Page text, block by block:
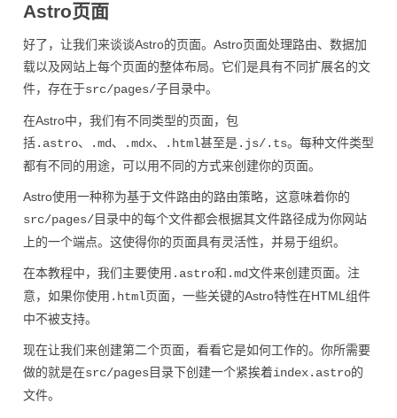
Astro页面
好了，让我们来谈谈Astro的页面。Astro页面处理路由、数据加
载以及网站上每个页面的整体布局。它们是具有不同扩展名的文
件，存在于src/pages/子目录中。
在Astro中，我们有不同类型的页面，包
括.astro、 .md、 .mdx、 .html甚至是.js/.ts。每种文件类型
都有不同的用途，可以用不同的方式来创建你的页面。
Astro使用一种称为基于文件路由的路由策略，这意味着你的
src/pages/目录中的每个文件都会根据其文件路径成为你网站
上的一个端点。这使得你的页面具有灵活性，并易于组织。
在本教程中，我们主要使用 .astro和 .md文件来创建页面。注
意，如果你使用 .html页面，一些关键的Astro特性在HTML组件
中不被支持。
现在让我们来创建第二个页面，看看它是如何工作的。你所需要
做的就是在src/pages目录下创建一个紧挨着index.astro的
文件。